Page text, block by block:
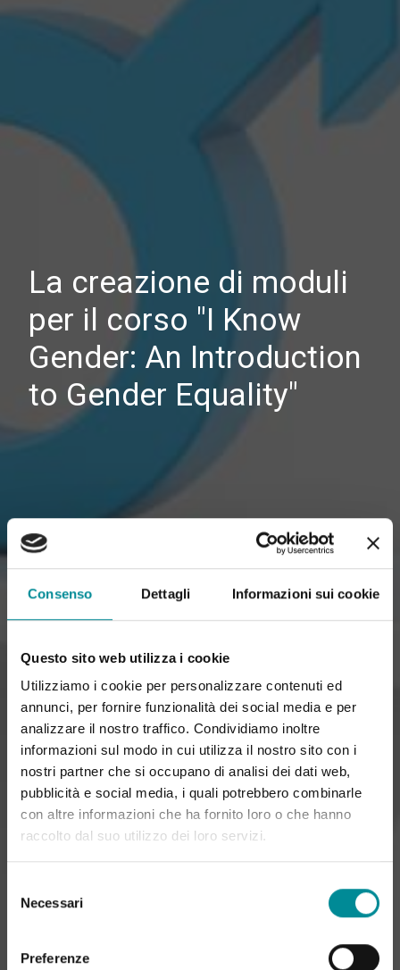
Consenso Dettagli Informazioni sui cookie
Questo sito web utilizza i cookie
Utilizziamo i cookie per personalizzare contenuti ed
annunci, per fornire funzionalità dei social media e per
analizzare il nostro traffico. Condividiamo inoltre
informazioni sul modo in cui utilizza il nostro sito con i
nostri partner che si occupano di analisi dei dati web,
pubblicità e social media, i quali potrebbero combinarle
con altre informazioni che ha fornito loro o che hanno
raccolto dal suo utilizzo dei loro servizi.
delNecessari
Preferenze
La creazione di moduli
per il corso "I Know
Gender: An Introduction
to Gender Equality"